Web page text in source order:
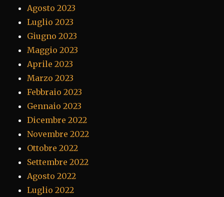
Agosto 2023
Luglio 2023
Giugno 2023
Maggio 2023
Aprile 2023
Marzo 2023
Febbraio 2023
Gennaio 2023
Dicembre 2022
Novembre 2022
Ottobre 2022
Settembre 2022
Agosto 2022
Luglio 2022